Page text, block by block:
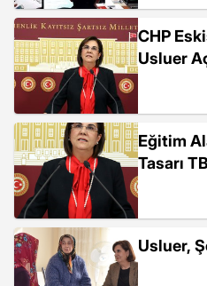
CHP
Usluer
Eğitim
Tasarı
Usluer,